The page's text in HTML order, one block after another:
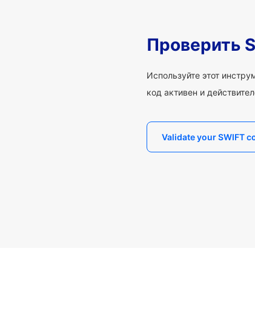
Проверить
Используйте этот
код активен и
Validate your SWIFT